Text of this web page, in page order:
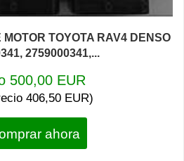
TOYOTA RAV4 DENSO
2759000341,...
500,00 EUR
406,50 EUR)
ahora